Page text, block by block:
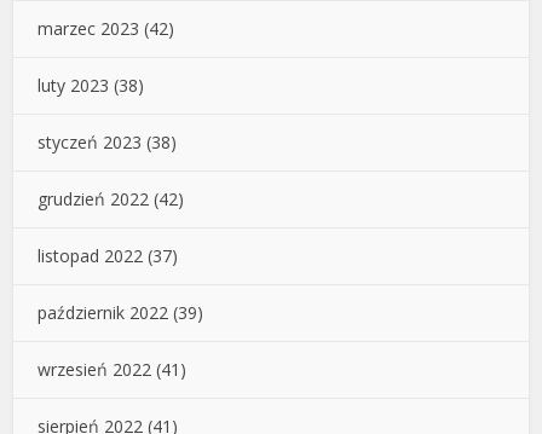
marzec 2023 (42)
luty 2023 (38)
styczeń 2023 (38)
grudzień 2022 (42)
listopad 2022 (37)
październik 2022 (39)
wrzesień 2022 (41)
sierpień 2022 (41)